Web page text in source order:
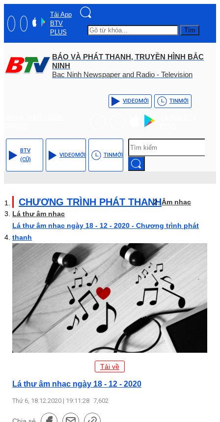
Tải App
BTV
PLUS
Tìm
BÁO VÀ PHÁT THANH, TRUYỀN HÌNH BẮC
NINH
Bac Ninh Newspaper and Radio - Television
VIDEOMỚI TINMỚI
BTV
(CŨ)
VIDEOMỚI TINMỚI
CHƯƠNG TRÌNH PHÁT THANHÂm nhạc
Lá thư âm nhạc
Lá thư âm nhạc ngày 18 - 12 - 2020 - Chương trình phát
thanh
Tải về
Lá thư âm nhạc ngày 18 - 12 - 2020
Thứ 6, 18.12.2020 | 19:11:28 7,602